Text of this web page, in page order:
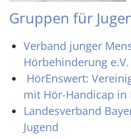
Gruppen für
Verband junger
Hörbehinderung
HörEnswert:
mit Hör-Handicap in
Landesverband
Jugend